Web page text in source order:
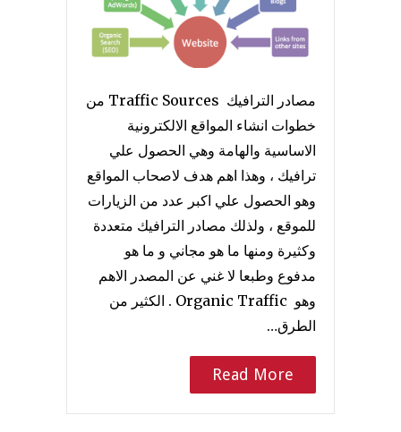
مصادر الترافيك Traffic Sources من
خطوات انشاء المواقع الالكترونية
الاساسية والهامة وهي الحصول علي
ترافيك ، وهذا اهم هدف لاصحاب المواقع
وهو الحصول علي اكبر عدد من الزيارات
للموقع ، ولذلك مصادر الترافيك متعددة
وكثيرة ومنها ما هو مجاني و ما هو
مدفوع وطبعا لا غني عن المصدر الاهم
وهو Organic Traffic . الكثير من
الطرق…
Read More